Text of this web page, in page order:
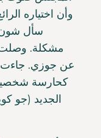
وأن اختياره
سأل شون
مشكلة. وصلت
عن جوزي. جاءت
كحارسة
الجديد (جو